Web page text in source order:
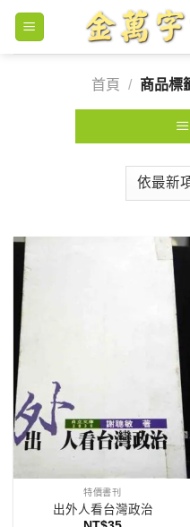
Skip
content
首頁
/ 商品標
特價書刊
出外人看台灣政治